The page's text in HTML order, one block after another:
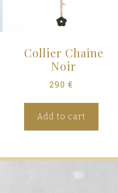
Collier Chaîne
Noir
290 €
Add to cart